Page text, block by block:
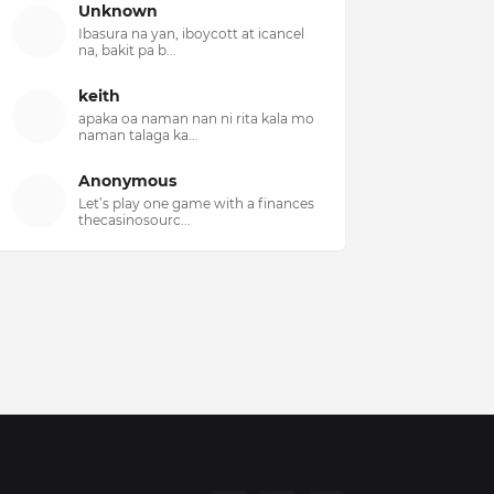
Unknown
Ibasura na yan, iboycott at icancel
na, bakit pa b...
keith
apaka oa naman nan ni rita kala mo
naman talaga ka...
Anonymous
Let’s play one game with a finances
thecasinosourc...